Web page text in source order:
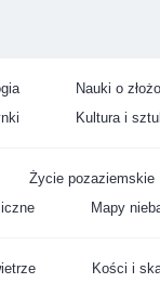
Nauki o
Kultura i
Życie pozaziemskie
Mapy
Kości i